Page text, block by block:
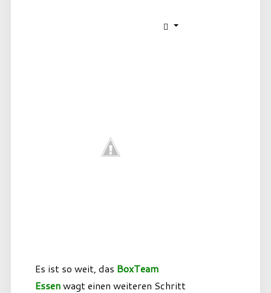
Es ist so weit, das BoxTeam
Essenwagt einen weiteren Schritt